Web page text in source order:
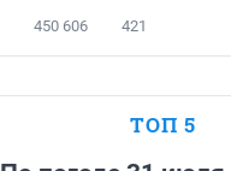
450 606 421
ТОП 5